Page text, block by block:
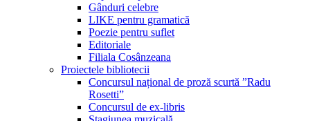
Gânduri celebre
LIKE pentru gramatică
Poezie pentru suflet
Editoriale
Filiala Cosânzeana
Proiectele bibliotecii
Concursul național de proză scurtă ”Radu
Rosetti”
Concursul de ex-libris